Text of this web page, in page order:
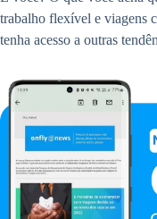
trabalho flexível e viagens
tenha acesso a outras